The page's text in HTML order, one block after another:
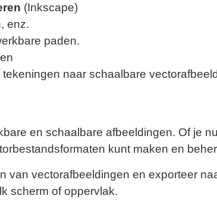
(Inkscape)
enz.
paden.
tekeningen naar schaalbare
en schaalbare afbeeldingen. Of je
kunt maken en
vectorafbeeldingen en exporteer
scherm of oppervlak.